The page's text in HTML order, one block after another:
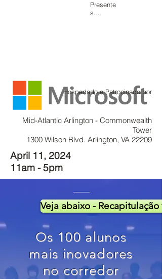
Presente
s...
Hospedado e Patrocinado por
Mid-Atlantic Arlington - Commonwealth
Tower
1300 Wilson Blvd. Arlington, VA 22209
April 11, 2024
11am - 5pm
Veja abaixo -
Os 100 alunos
mais inovadores
no corredor